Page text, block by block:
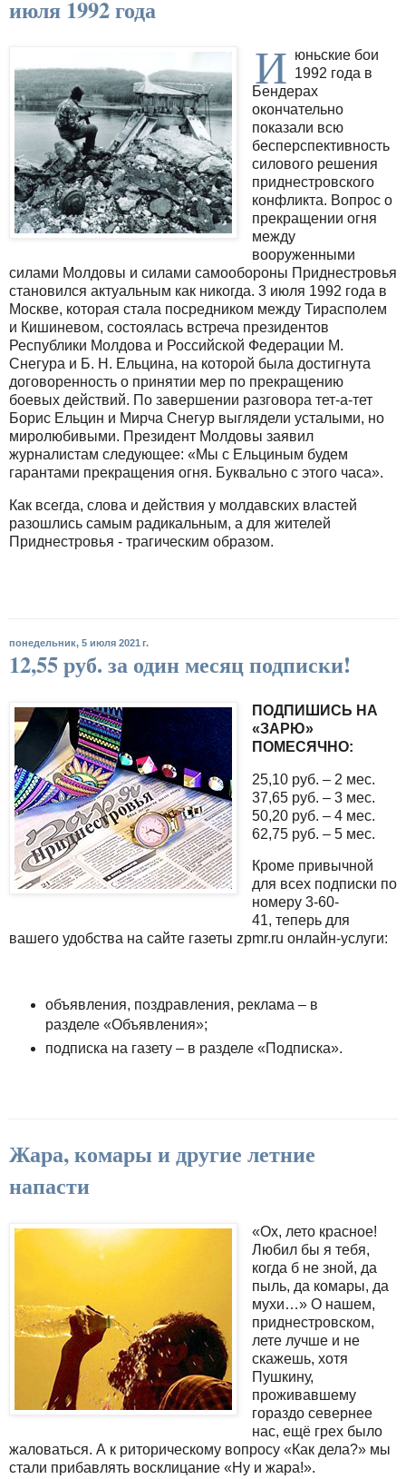
июля 1992 года
И юньские бои
1992 года в
Бендерах
окончательно
показали всю
бесперспективность
силового решения
приднестровского
конфликта. Вопрос о
прекращении огня
между
вооруженными
силами Молдовы и силами самообороны Приднестровья
становился актуальным как никогда. 3 июля 1992 года в
Москве, которая стала посредником между Тирасполем
и Кишиневом, состоялась встреча президентов
Республики Молдова и Российской Федерации М.
Снегура и Б. Н. Ельцина, на которой была достигнута
договоренность о принятии мер по прекращению
боевых действий. По завершении разговора тет-а-тет
Борис Ельцин и Мирча Снегур выглядели усталыми, но
миролюбивыми. Президент Молдовы заявил
журналистам следующее: «Мы с Ельциным будем
гарантами прекращения огня. Буквально с этого часа».
Как всегда, слова и действия у молдавских властей
разошлись самым радикальным, а для жителей
Приднестровья - трагическим образом.
понедельник, 5 июля 2021 г.
12,55 руб. за один месяц подписки!
ПОДПИШИСЬ НА
«ЗАРЮ»
ПОМЕСЯЧНО:
25,10 руб. – 2 мес.
37,65 руб. – 3 мес.
50,20 руб. – 4 мес.
62,75 руб. – 5 мес.
Кроме привычной
для всех подписки по
номеру 3-60-
41, теперь для
вашего удобства на сайте газеты zpmr.ru онлайн-услуги:
объявления, поздравления, реклама – в
разделе «Объявления»;
подписка на газету – в разделе «Подписка».
Жара, комары и другие летние
напасти
«Ох, лето красное!
Любил бы я тебя,
когда б не зной, да
пыль, да комары, да
мухи…» О нашем,
приднестровском,
лете лучше и не
скажешь, хотя
Пушкину,
проживавшему
гораздо севернее
нас, ещё грех было
жаловаться. А к риторическому вопросу «Как дела?» мы
стали прибавлять восклицание «Ну и жара!».